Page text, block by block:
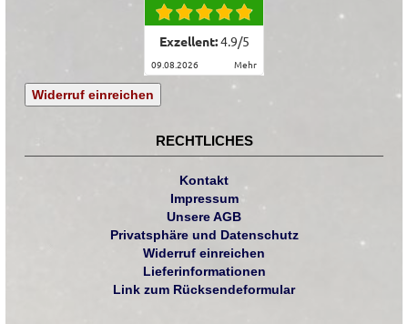
Exzellent:4.9/5
09.08.2026 mehr
Widerruf einreichen
RECHTLICHES
Kontakt
Impressum
Unsere AGB
Privatsphäre und Datenschutz
Widerruf einreichen
Lieferinformationen
Link zum Rücksendeformular